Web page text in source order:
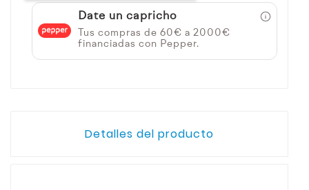
Date un capricho
Tus compras de 60€ a 2000€
financiadas con Pepper.
Detalles del producto